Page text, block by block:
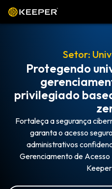
Setor:
Protegendo
privilegiado
Fortaleça a segurança
garanta o acesso
administrativos
Gerenciamento de